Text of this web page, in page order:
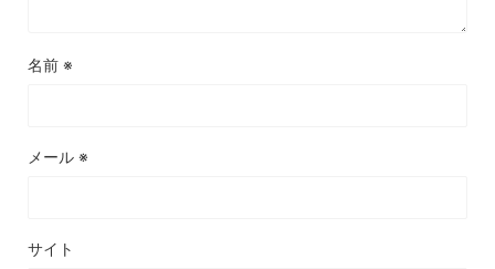
名前 ※
メール ※
サイト